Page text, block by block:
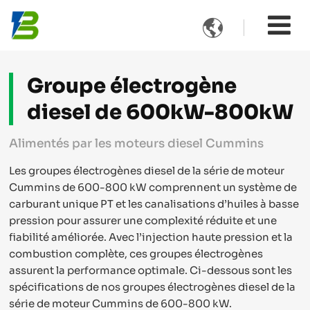

Groupe électrogène
diesel de 600kW-800kW
Alimentés par les moteurs diesel Cummins
Les groupes électrogènes diesel de la série de moteur
Cummins de 600-800 kW comprennent un système de
carburant unique PT et les canalisations d’huiles à basse
pression pour assurer une complexité réduite et une
fiabilité améliorée. Avec l’injection haute pression et la
combustion complète, ces groupes électrogènes
assurent la performance optimale. Ci-dessous sont les
spécifications de nos groupes électrogènes diesel de la
série de moteur Cummins de 600-800 kW.